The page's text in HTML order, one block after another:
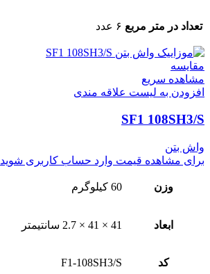
تعداد در متر مربع ۶ عدد
مقایسه
مشاهده سریع
افزودن به لیست علاقه مندی
SF1 108SH3/S
واش بتن
برای مشاهده قیمت وارد حساب کاربری شوید
وزن 60 کیلوگرم
ابعاد 41 × 41 × 2.7 سانتیمتر
کد F1-108SH3/S